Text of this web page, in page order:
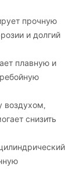
прочную
и долгий
плавную и
воздухом,
снизить